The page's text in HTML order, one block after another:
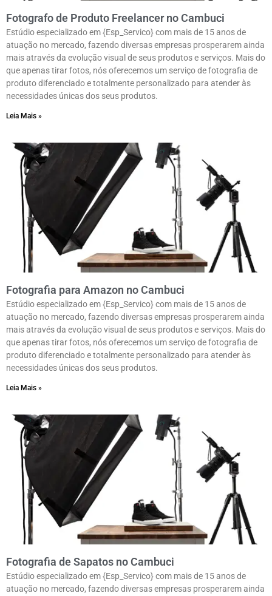
Fotografo de Produto Freelancer no Cambuci
Estúdio especializado em {Esp_Servico} com mais de 15 anos de
atuação no mercado, fazendo diversas empresas prosperarem ainda
mais através da evolução visual de seus produtos e serviços. Mais do
que apenas tirar fotos, nós oferecemos um serviço de fotografia de
produto diferenciado e totalmente personalizado para atender às
necessidades únicas dos seus produtos.
Leia Mais »
Fotografia para Amazon no Cambuci
Estúdio especializado em {Esp_Servico} com mais de 15 anos de
atuação no mercado, fazendo diversas empresas prosperarem ainda
mais através da evolução visual de seus produtos e serviços. Mais do
que apenas tirar fotos, nós oferecemos um serviço de fotografia de
produto diferenciado e totalmente personalizado para atender às
necessidades únicas dos seus produtos.
Leia Mais »
Fotografia de Sapatos no Cambuci
Estúdio especializado em {Esp_Servico} com mais de 15 anos de
atuação no mercado, fazendo diversas empresas prosperarem ainda